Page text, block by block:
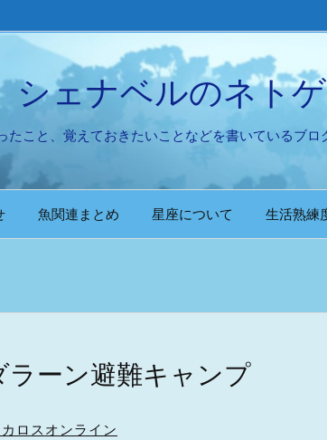
シェナベルのネト
こと、覚えておきたいことなどを書いているブ
魚関連まとめ 星座について 生活熟練
ーン避難キャンプ
ロスオンライン